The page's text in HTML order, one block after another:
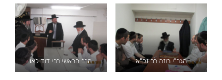
הגר"י רוזה רב זק"א הרב הראשי רבי דוד לאו